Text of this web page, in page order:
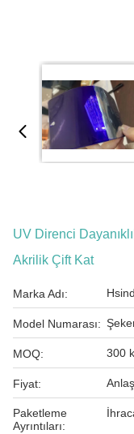
UV Direnci
Akrilik Çift Kat
Marka Adı:
Model Numarası:
MOQ: 300
Fiyat:
Paketleme
Ayrıntıları: